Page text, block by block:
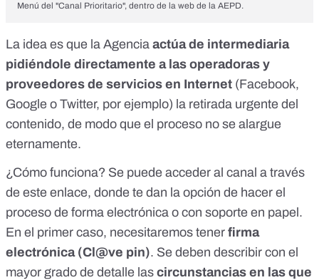
Menú del "Canal Prioritario", dentro de la web de la AEPD.
La idea es que la Agencia actúa de intermediaria
pidiéndole directamente a las operadoras y
proveedores de servicios en Internet (Facebook,
Google o Twitter, por ejemplo) la retirada urgente del
contenido, de modo que el proceso no se alargue
eternamente.
¿Cómo funciona? Se puede acceder al canal a través
de este enlace, donde te dan la opción de hacer el
proceso de forma electrónica o con soporte en papel.
En el primer caso, necesitaremos tener firma
electrónica (Cl@ve pin). Se deben describir con el
mayor grado de detalle las circunstancias en las que